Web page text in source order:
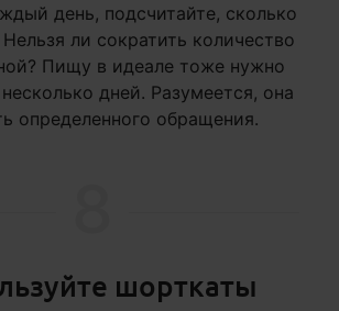
день, подсчитайте, сколько
ли сократить количество
Пищу в идеале тоже нужно
дней. Разумеется, она
определенного обращения.
шорткаты